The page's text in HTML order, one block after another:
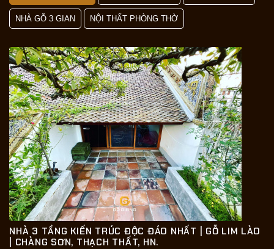
NHÀ GỖ 3 GIAN NỘI THẤT PHÒNG THỜ
NHÀ 3 TẦNG KIẾN TRÚC ĐỘC ĐÁO NHẤT | GỖ LIM LÀO
| CHÀNG SƠN, THẠCH THẤT, HN.